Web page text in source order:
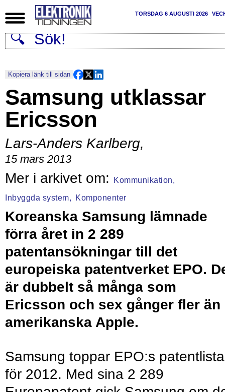
TORSDAG 6 AUGUSTI 2026
Kopiera länk till sidan
Samsung utklassar
Ericsson
Lars-Anders Karlberg,
15 mars 2013
Kommunikation,
Inbyggda system, Komponenter
Koreanska Samsung lämnade
förra året in 2 289
patentansökningar till det
europeiska patentverket EPO.
är dubbelt så många som
Ericsson och sex gånger fler än
amerikanska Apple.
Samsung toppar EPO:s patentlista
för 2012. Med sina 2 289